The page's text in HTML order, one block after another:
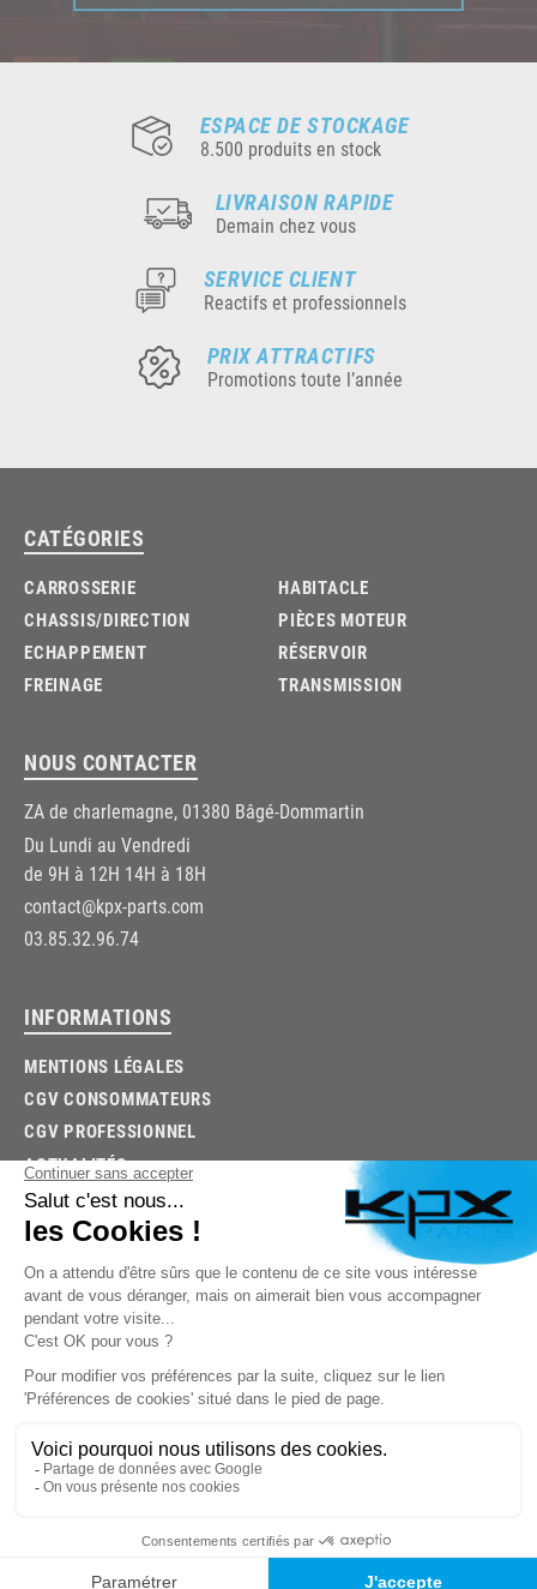
ESPACE DE STOCKAGE
8.500 produits en stock
LIVRAISON RAPIDE
Demain chez vous
SERVICE CLIENT
Reactifs et professionnels
PRIX ATTRACTIFS
Promotions toute l’année
03.85.32.96.74
© 2026 -KPX PARTS- SITE CRÉÉ PARLET'S CLIC
CATÉGORIES
CARROSSERIE
CHASSIS/DIRECTION
ECHAPPEMENT
FREINAGE
HABITACLE
PIÈCES MOTEUR
RÉSERVOIR
TRANSMISSION
NOUS CONTACTER
ZA de charlemagne, 01380 Bâgé-Dommartin
Du Lundi au Vendredi
de 9H à 12H 14H à 18H
contact@kpx-parts.com
03.85.32.96.74
INFORMATIONS
MENTIONS LÉGALES
CGV CONSOMMATEURS
CGV PROFESSIONNEL
ACTUALITÉS
TROUVEZ LA BONNE PIÈCE RAPIDEMENT